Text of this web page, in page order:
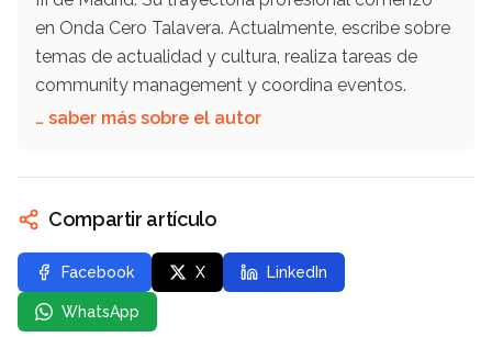
en Onda Cero Talavera. Actualmente, escribe sobre
temas de actualidad y cultura, realiza tareas de
community management y coordina eventos.
… saber más sobre el autor
Compartir artículo
Facebook X LinkedIn
WhatsApp